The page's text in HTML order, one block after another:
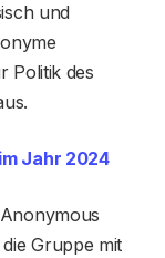
und
Politik des
Jahr 2024
Gruppe mit